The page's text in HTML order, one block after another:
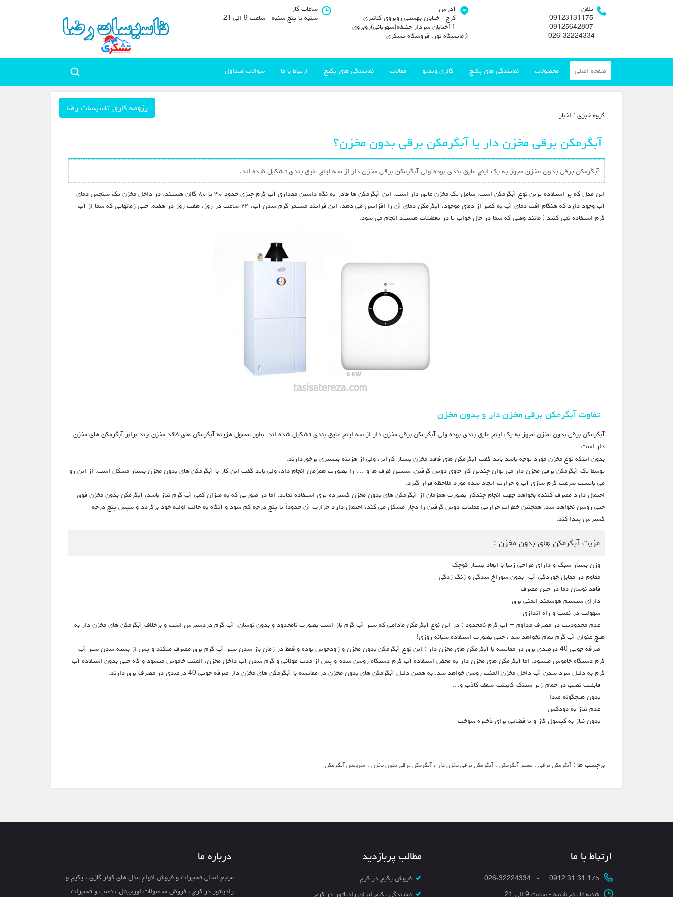
تلفن
09123131175
09125642807
آدرس
کرج - خیابان بهشتی روبروی کلانتری
11خیابان سردار حنیفه(شهربانی)روبروی
آزمایشگاه نور، فروشگاه تشکری
ساعات کار
شنبه تا پنج شنبه - ساعت 9 الی 21
صفحه اصلی محصولات نمایندگی های پکیج گالری ویدیو مقالات نمایندگی های پکیج ارتباط با ما سوالات متداول
رزومه کاری تاسیسات رضا گروه خبري : اخبار
آبگرمکن برقی مخزن دار یا آبگرمکن برقی بدون مخزن؟
آبگرمکن برقی بدون مخزن مجهز به یک اینچ عایق بندی بوده ولی آبگرمکن برقی مخزن دار از سه اینچ عایق بندی تشکیل شده اند.
این مدل که پر استفاده ترین نوع آبگرمکن است، شامل یک مخزن عایق دار است. این آبگرمکن ها قادر به نگه داشتن مقداری آب گرم چیزی حدود ۳۰ تا ۸۰ گالن هستند. در داخل مخزن یک سنجش دمای
آب وجود دارد که هنگام افت دمای آب به کمتر از دمای موجود، آبگرمکن دمای آن را افزایش می دهد. این فرایند مستمر گرم شدن آب، ۲۴ ساعت در روز، هفت روز در هفته، حتی زمانهایی که شما از آب
گرم استفاده نمی کنید ; مانند وقتی که شما در حال خواب یا در تعطیلات هستید انجام می شود.
تفاوت آبگرمکن برقی مخزن دار و بدون مخزن
آبگرمکن برقی بدون مخزن مجهز به یک اینچ عایق بندی بوده ولی آبگرمکن برقی مخزن دار از سه اینچ عایق بندی تشکیل شده اند. بطور معمول هزینه آبگرمکن های فاقد مخزن چند برابر آبگرمکن های مخزن
دار است.
بدون اینکه نوع مخزن مورد توجه باشد باید گفت آبگرمکن های فاقد مخزن بسیار کاراتر، ولی از هزینه بیشتری برخوردارند.
توسط یک آبگرمکن برقی مخزن دار می توان چندین کار حاوی دوش گرفتن، شستن ظرف ها و … را بصورت همزمان انجام داد، ولی باید گفت این کار با آبگرمکن های بدون مخزن بسیار مشکل است. از این رو
می بایست سرعت گرم سازی آب و حرارت ایجاد شده مورد ملاحظه قرار گیرد.
احتمال دارد مصرف کننده بخواهد جهت انجام چندکار بصورت همزمان از آبگرمکن های بدون مخزن گسترده تری استفاده نماید. اما در صورتی که به میزان کمی آب گرم نیاز باشد، آبگرمکن بدون مخزن فوق
حتی روشن نخواهد شد. همچنین خطرات حرارتی عملیات دوش گرفتن را دچار مشکل می کند، احتمال دارد حرارت آن حدوداً تا پنج درجه کم شود و آنگاه به حالت اولیه خود برگردد و سپس پنج درجه
گسترش پیدا کند.
مزیت آبگرمکن های بدون مخزن :
- وزن بسیار سبک و دارای طراحی زیبا با ابعاد بسیار کوچک
- مقاوم در مقابل خوردگی آب- بدون سوراخ شدگی و زنگ زدگی
- فاقد نوسان دما در حین مصرف
- دارای سیستم هوشمند ایمنی برق
- سهولت در نصب و راه اندازی
- عدم محدودیت در مصرف مداوم – آب گرم نامحدود : در این نوع آبگرمکن مادامی که شیر آب گرم باز است بصورت نامحدود و بدون نوسان، آب گرم دردسترس است و برخلاف آبگرمکن های مخزن دار به
هیچ عنوان آب گرم تمام نخواهد شد ، حتی بصورت استفاده شبانه روزی!
- صرفه جویی 40 درصدی برق در مقایسه با آبگرمکن های مخزن دار : این نوع آبگرمکن بدون مخزن و زودجوش بوده و فقط در زمان باز شدن شیر آب گرم برق مصرف میکند و پس از بسته شدن شیر آب
گرم دستگاه خاموش میشود. اما آبگرمکن های مخزن دار به محض استفاده آب گرم دستگاه روشن شده و پس از مدت طولانی و گرم شدن آب داخل مخزن، المنت خاموش میشود و گاه حتی بدون استفاده آب
گرم به دلیل سرد شدن آب داخل مخزن المنت روشن خواهد شد. به همین دلیل آبگرمکن های بدون مخزن در مقایسه با آبگرمکن های مخزن دار صرفه جویی 40 درصدی در مصرف برق دارند.
- قابلیت نصب در حمام-زیر سینک-کابینت-سقف کاذب و…
- بدون هیچگونه صدا
- عدم نیاز به دودکش
- بدون نیاز به کپسول گاز و یا فضایی برای ذخیره سوخت
برچسب ها :آبگرمکن برقی ،تعمیر آبگرمکن ،آبگرمکن برقی مخزن دار ،آبگرمکن برقی بدون مخزن ،سرویس آبگرمکن
ارتباط با ما
175 31 31 0912 - 026-32224334
مطالب پربازدید
فروش پکیج در کرج
درباره ما
مرجع اصلی تعمیرات و فروش انواع مدل های کولر گازی ، پکیج و
رادیاتور در کرج ، فروش محصولات اورجینال ، نصب و تعمیرات